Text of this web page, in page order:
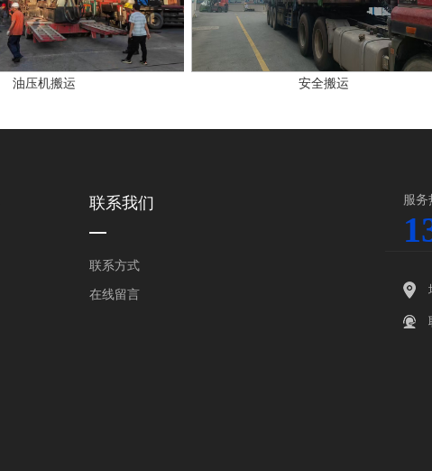
油压机搬运 安全搬运
联系我们
联系方式
在线留言
服务